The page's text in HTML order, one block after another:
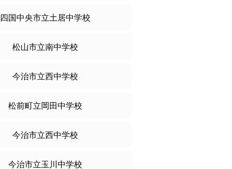
四国中央市立土居中学校
松山市立南中学校
今治市立西中学校
松前町立岡田中学校
今治市立西中学校
今治市立玉川中学校